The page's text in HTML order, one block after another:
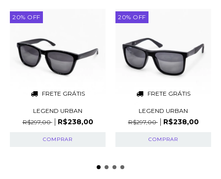
20% OFF
FRETE GRÁTIS
LEGEND URBAN
R$297,00
R$238,00
20% OFF
FRETE GRÁTIS
LEGEND URBAN
R$297,00
R$238,00